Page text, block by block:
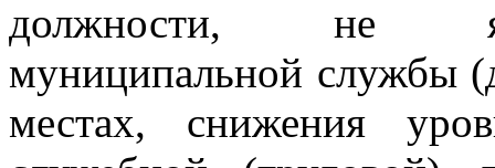
должности, не
муниципальной службы
местах, снижения